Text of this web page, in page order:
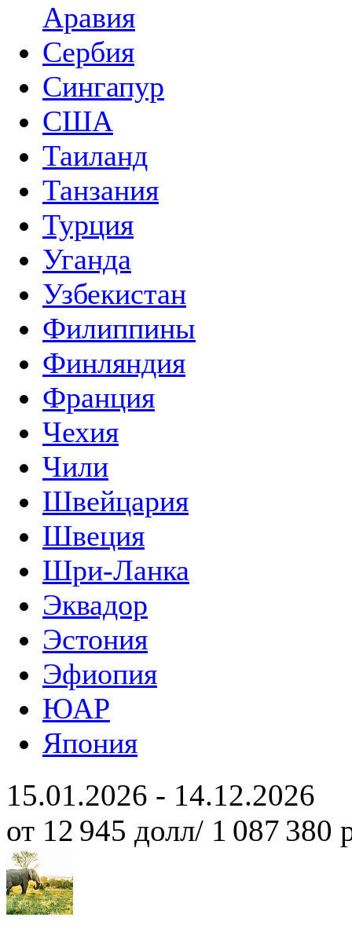
Аравия
Сербия
Сингапур
США
Таиланд
Танзания
Турция
Уганда
Узбекистан
Филиппины
Финляндия
Франция
Чехия
Чили
Швейцария
Швеция
Шри-Ланка
Эквадор
Эстония
Эфиопия
ЮАР
Япония
15.01.2026 - 14.12.2026
от 12 945 долл/ 1 087 380